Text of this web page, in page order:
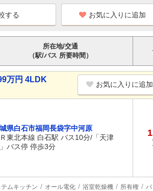
お気に入りに追加
所在地/交通
（駅/バス 所要時間）
万円 4LDK
お気に入りに追加
県白石市福岡長袋字中河原
Ｒ東北本線 白石駅 バス10分/「天津
バス停 停歩3分
テムキッチン オール電化 浴室乾燥機 所有権 バ